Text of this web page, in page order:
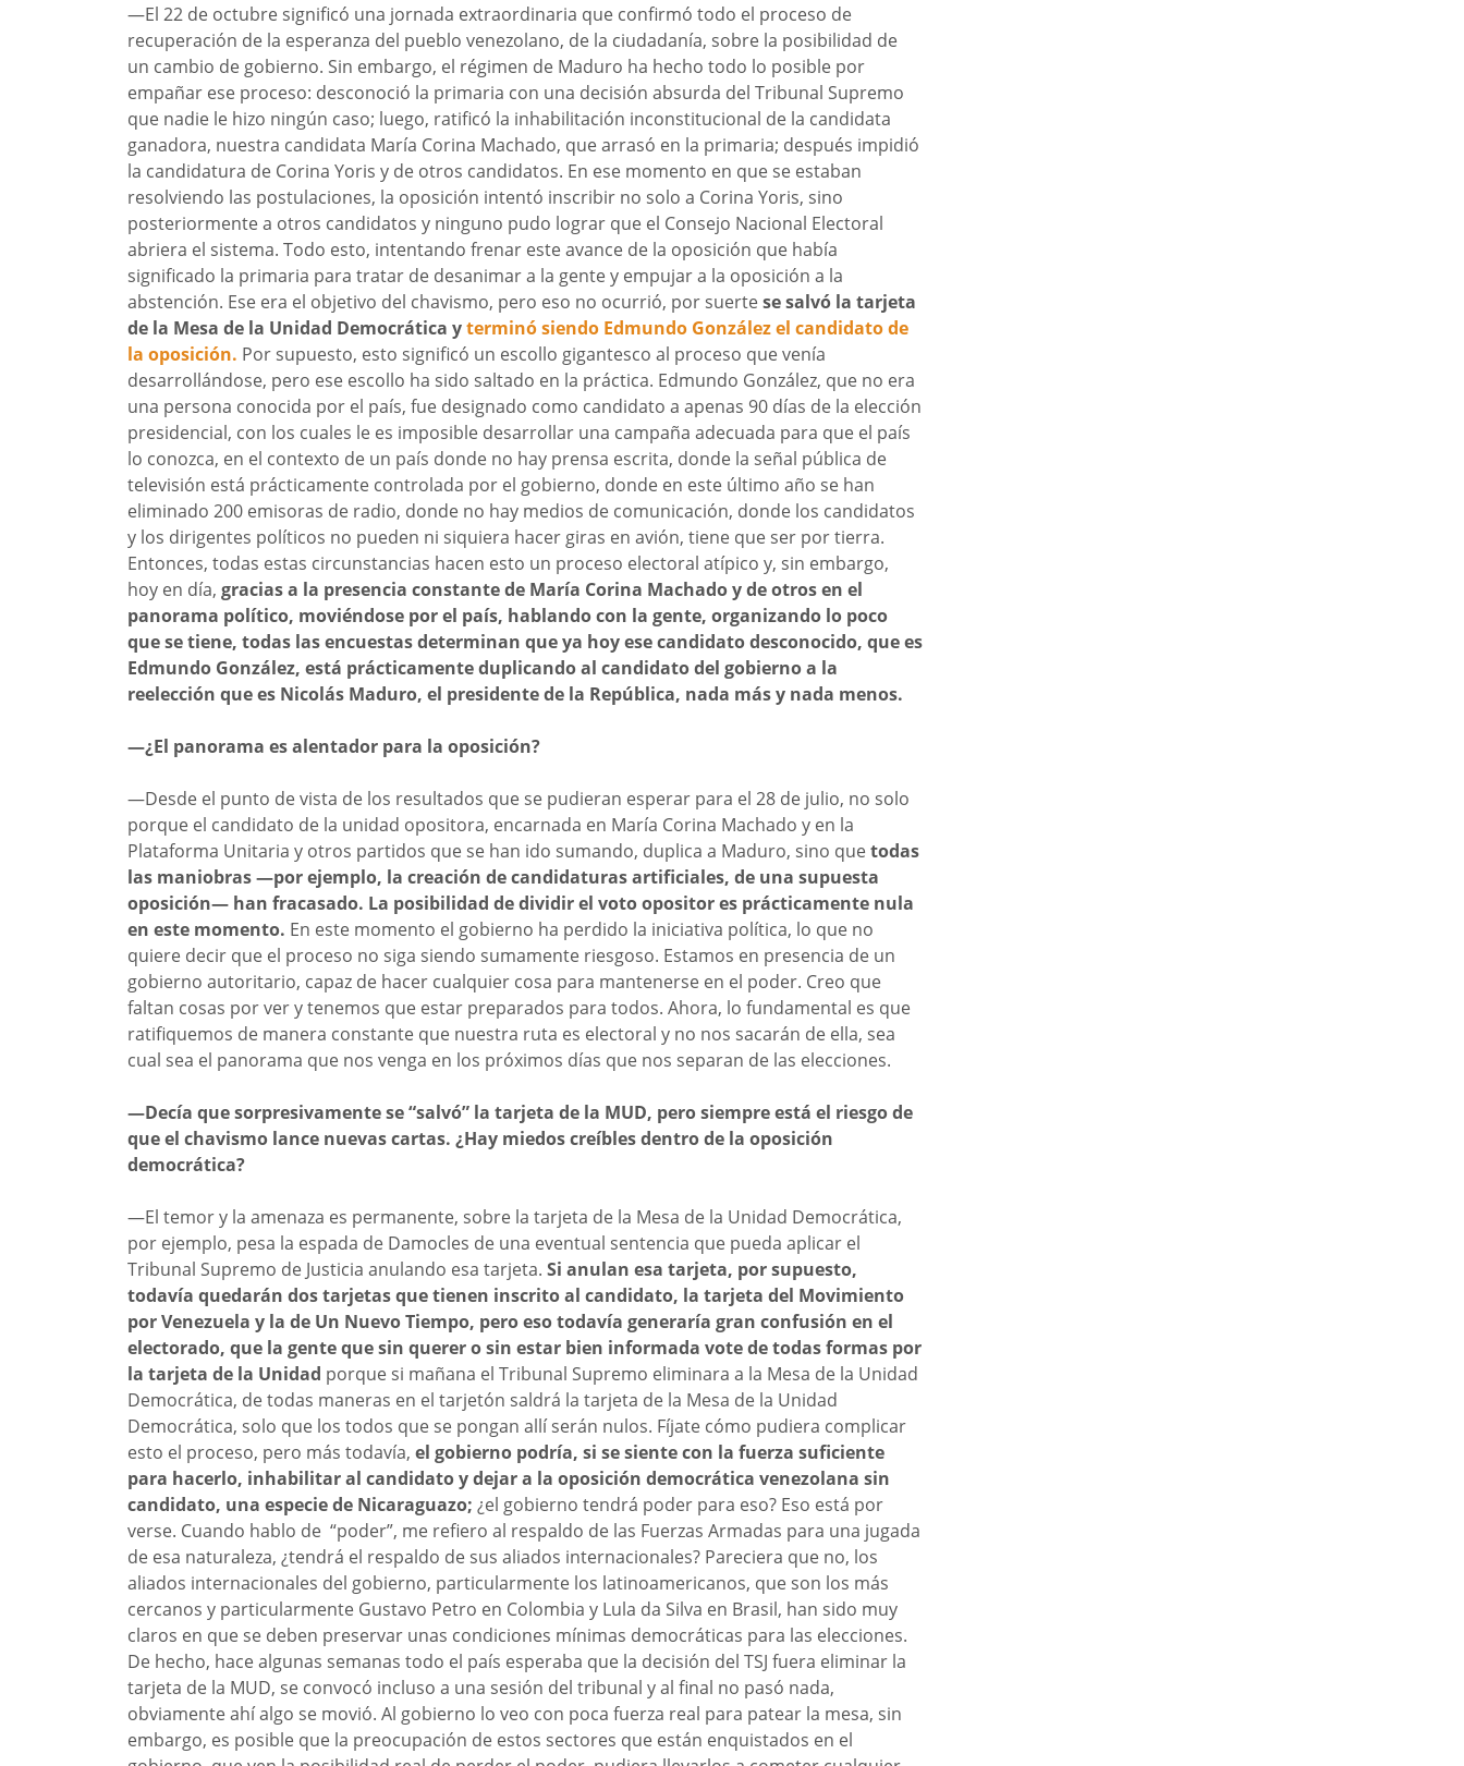
—El 22 de octubre significó una jornada extraordinaria que confirmó todo el proceso de
recuperación de la esperanza del pueblo venezolano, de la ciudadanía, sobre la posibilidad de
un cambio de gobierno. Sin embargo, el régimen de Maduro ha hecho todo lo posible por
empañar ese proceso: desconoció la primaria con una decisión absurda del Tribunal Supremo
que nadie le hizo ningún caso; luego, ratificó la inhabilitación inconstitucional de la candidata
ganadora, nuestra candidata María Corina Machado, que arrasó en la primaria; después impidió
la candidatura de Corina Yoris y de otros candidatos. En ese momento en que se estaban
resolviendo las postulaciones, la oposición intentó inscribir no solo a Corina Yoris, sino
posteriormente a otros candidatos y ninguno pudo lograr que el Consejo Nacional Electoral
abriera el sistema. Todo esto, intentando frenar este avance de la oposición que había
significado la primaria para tratar de desanimar a la gente y empujar a la oposición a la
abstención. Ese era el objetivo del chavismo, pero eso no ocurrió, por suertese salvó la tarjeta
de la Mesa de la Unidad Democrática yterminó siendo Edmundo González el candidato de
la oposición. Por supuesto, esto significó un escollo gigantesco al proceso que venía
desarrollándose, pero ese escollo ha sido saltado en la práctica. Edmundo González, que no era
una persona conocida por el país, fue designado como candidato a apenas 90 días de la elección
presidencial, con los cuales le es imposible desarrollar una campaña adecuada para que el país
lo conozca, en el contexto de un país donde no hay prensa escrita, donde la señal pública de
televisión está prácticamente controlada por el gobierno, donde en este último año se han
eliminado 200 emisoras de radio, donde no hay medios de comunicación, donde los candidatos
y los dirigentes políticos no pueden ni siquiera hacer giras en avión, tiene que ser por tierra.
Entonces, todas estas circunstancias hacen esto un proceso electoral atípico y, sin embargo,
hoy en día, gracias a la presencia constante de María Corina Machado y de otros en el
panorama político, moviéndose por el país, hablando con la gente, organizando lo poco
que se tiene, todas las encuestas determinan que ya hoy ese candidato desconocido, que es
Edmundo González, está prácticamente duplicando al candidato del gobierno a la
reelección que es Nicolás Maduro, el presidente de la República, nada más y nada menos.
—¿El panorama es alentador para la oposición?
—Desde el punto de vista de los resultados que se pudieran esperar para el 28 de julio, no solo
porque el candidato de la unidad opositora, encarnada en María Corina Machado y en la
Plataforma Unitaria y otros partidos que se han ido sumando, duplica a Maduro, sino quetodas
las maniobras —por ejemplo, la creación de candidaturas artificiales, de una supuesta
oposición— han fracasado. La posibilidad de dividir el voto opositor es prácticamente nula
en este momento. En este momento el gobierno ha perdido la iniciativa política, lo que no
quiere decir que el proceso no siga siendo sumamente riesgoso. Estamos en presencia de un
gobierno autoritario, capaz de hacer cualquier cosa para mantenerse en el poder. Creo que
faltan cosas por ver y tenemos que estar preparados para todos. Ahora, lo fundamental es que
ratifiquemos de manera constante que nuestra ruta es electoral y no nos sacarán de ella, sea
cual sea el panorama que nos venga en los próximos días que nos separan de las elecciones.
—Decía que sorpresivamente se “salvó” la tarjeta de la MUD, pero siempre está el riesgo de
que el chavismo lance nuevas cartas. ¿Hay miedos creíbles dentro de la oposición
democrática?
—El temor y la amenaza es permanente, sobre la tarjeta de la Mesa de la Unidad Democrática,
por ejemplo, pesa la espada de Damocles de una eventual sentencia que pueda aplicar el
Tribunal Supremo de Justicia anulando esa tarjeta. Si anulan esa tarjeta, por supuesto,
todavía quedarán dos tarjetas que tienen inscrito al candidato, la tarjeta del Movimiento
por Venezuela y la de Un Nuevo Tiempo, pero eso todavía generaría gran confusión en el
electorado, que la gente que sin querer o sin estar bien informada vote de todas formas por
la tarjeta de la Unidad porque si mañana el Tribunal Supremo eliminara a la Mesa de la Unidad
Democrática, de todas maneras en el tarjetón saldrá la tarjeta de la Mesa de la Unidad
Democrática, solo que los todos que se pongan allí serán nulos. Fíjate cómo pudiera complicar
esto el proceso, pero más todavía, el gobierno podría, si se siente con la fuerza suficiente
para hacerlo, inhabilitar al candidato y dejar a la oposición democrática venezolana sin
candidato, una especie de Nicaraguazo; ¿el gobierno tendrá poder para eso? Eso está por
verse. Cuando hablo de “poder”, me refiero al respaldo de las Fuerzas Armadas para una jugada
de esa naturaleza, ¿tendrá el respaldo de sus aliados internacionales? Pareciera que no, los
aliados internacionales del gobierno, particularmente los latinoamericanos, que son los más
cercanos y particularmente Gustavo Petro en Colombia y Lula da Silva en Brasil, han sido muy
claros en que se deben preservar unas condiciones mínimas democráticas para las elecciones.
De hecho, hace algunas semanas todo el país esperaba que la decisión del TSJ fuera eliminar la
tarjeta de la MUD, se convocó incluso a una sesión del tribunal y al final no pasó nada,
obviamente ahí algo se movió. Al gobierno lo veo con poca fuerza real para patear la mesa, sin
embargo, es posible que la preocupación de estos sectores que están enquistados en el